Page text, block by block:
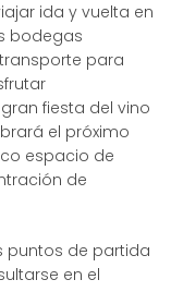
ida y vuelta en
bodegas
para
fiesta del vino
el próximo
espacio de
de
puntos de partida
en el